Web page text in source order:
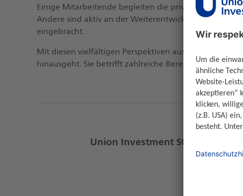
Einige Mitarbeitende begleiten die private
Andere sind aktiv an der Weiterentwicklung und
eingebracht.
Mit diesen vielfältigen Perspektiven aus unserem
hinausgeht. Sie betrifft zahlreiche Bereiche eines
Union Investment Stimmen zur